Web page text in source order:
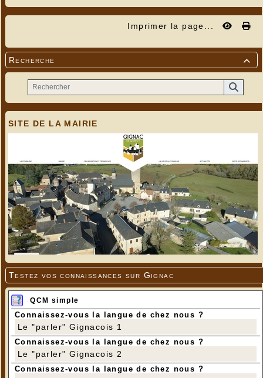
Imprimer la page...

Recherche
SITE DE LA MAIRIE
Testez vos connaissances sur Gignac
QCM simple
Connaissez-vous la langue de chez nous ?
Le "parler" Gignacois 1
Connaissez-vous la langue de chez nous ?
Le "parler" Gignacois 2
Connaissez-vous la langue de chez nous ?